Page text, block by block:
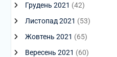
Грудень 2021 (42)
Листопад 2021 (53)
Жовтень 2021 (65)
Вересень 2021 (60)